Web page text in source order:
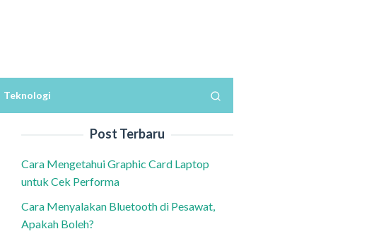
Teknologi
Post Terbaru
Cara Mengetahui Graphic Card Laptop
untuk Cek Performa
Cara Menyalakan Bluetooth di Pesawat,
Apakah Boleh?